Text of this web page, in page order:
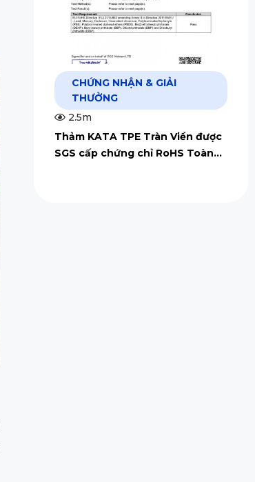
CHỨNG NHẬN & GIẢI
THƯỞNG
2.5m
Thảm KATA TPE Tràn Viền được
SGS cấp chứng chỉ RoHS Toàn